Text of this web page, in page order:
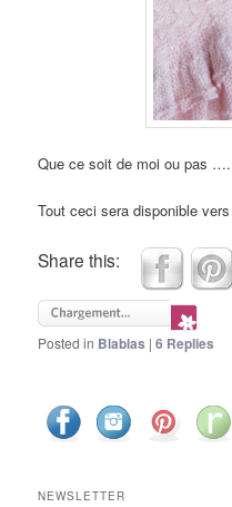
Que ce soit de moi ou pas ….
Tout ceci sera disponible
Share this:
Posted in Blablas |6 Replies
NEWSLETTER